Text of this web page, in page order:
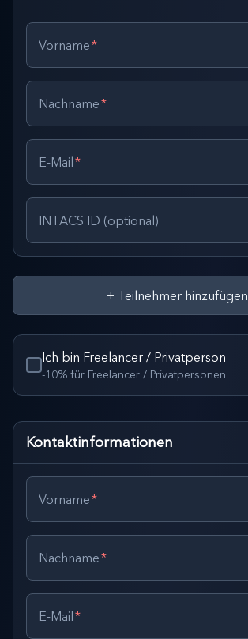
Vorname*
Nachname*
E-Mail*
INTACS ID (optional)
+ Teilnehmer hinzufügen
Ich bin Freelancer / Privatperson
-10% für Freelancer / Privatpersonen
Kontaktinformationen
Vorname*
Nachname*
E-Mail*